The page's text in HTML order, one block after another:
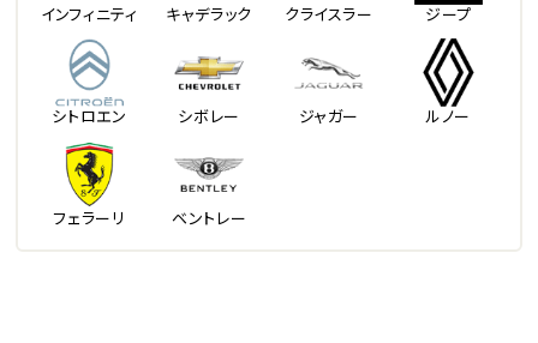
インフィニティ キャデラック クライスラー ジープ
シトロエン シボレー ジャガー ルノー
フェラーリ ベントレー